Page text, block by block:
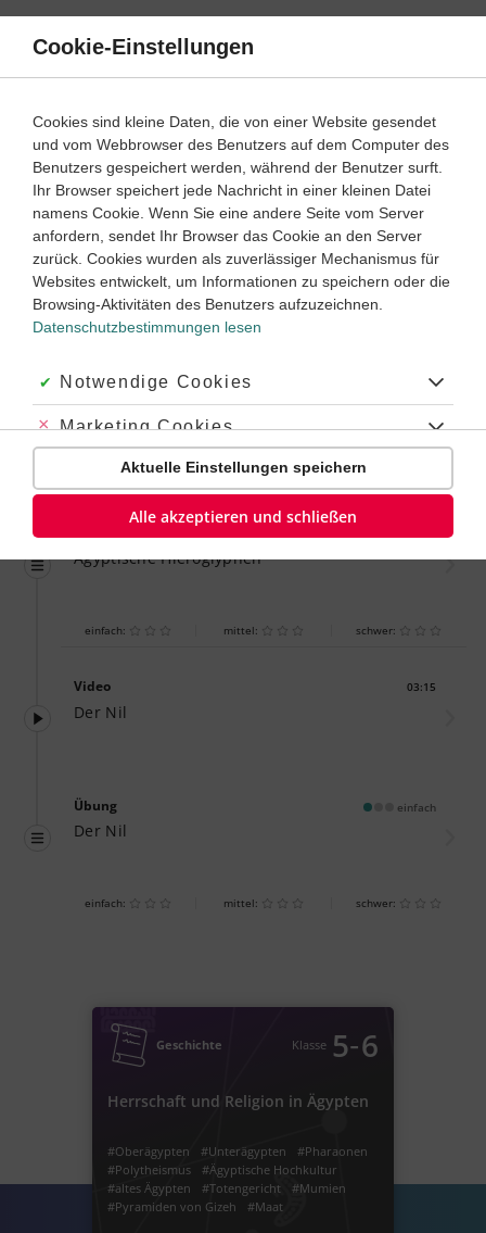
Direkt
Inhalt
Geschichte 5. ‐ 6. Klasse
Technik und Wissenschaft in Ägypten
Dauer: 30 Minuten
Empfohlen von
Tutorin Noemi
VIDEOS, AUFGABEN UND ÜBUNGEN ZUGEHÖRIGE KLASSENARBEITEN
Dauer:
einfach
Ägyptische Hieroglyphen
einfach: mittel: schwer:
Video 03:15
Der Nil
Übung einfach
Der Nil
einfach: mittel: schwer:
Geschichte Klasse 5‐6
Herrschaft und Religion in Ägypten
#Oberägypten #Unterägypten
#Pharaonen
#Polytheismus
#Ägyptische Hochkultur
#altes Ägypten
#Totengericht
#Mumien
#Pyramiden von Gizeh
#Maat
Cookie-Einstellungen
Cookies sind kleine Daten, die von einer Website gesendet
und vom Webbrowser des Benutzers auf dem Computer des
Benutzers gespeichert werden, während der Benutzer surft.
Ihr Browser speichert jede Nachricht in einer kleinen Datei
namens Cookie. Wenn Sie eine andere Seite vom Server
anfordern, sendet Ihr Browser das Cookie an den Server
zurück. Cookies wurden als zuverlässiger Mechanismus für
Websites entwickelt, um Informationen zu speichern oder die
Browsing-Aktivitäten des Benutzers aufzuzeichnen.
Datenschutzbestimmungen lesen
Akzeptiert:
Notwendige Cookies
Abgelehnt:
Marketing Cookies
Abgelehnt:
Personalisierungs-Cookies
Aktuelle Einstellungen speichern
Alle akzeptieren und schließen